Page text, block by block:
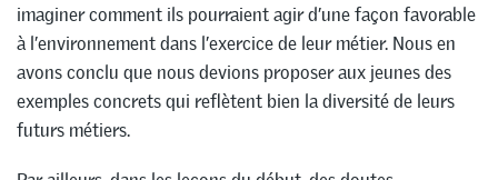
imaginer comment ils pourraient agir d’une façon favorable
à l’environnement dans l’exercice de leur métier. Nous en
avons conclu que nous devions proposer aux jeunes des
exemples concrets qui reflètent bien la diversité de leurs
futurs métiers.